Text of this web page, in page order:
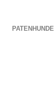
PATENHUNDE